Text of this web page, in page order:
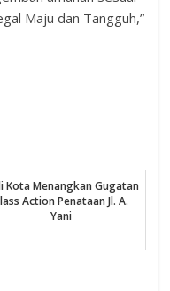
Maju dan Tangguh,”
Kota Menangkan Gugatan
Action Penataan Jl. A.
Yani